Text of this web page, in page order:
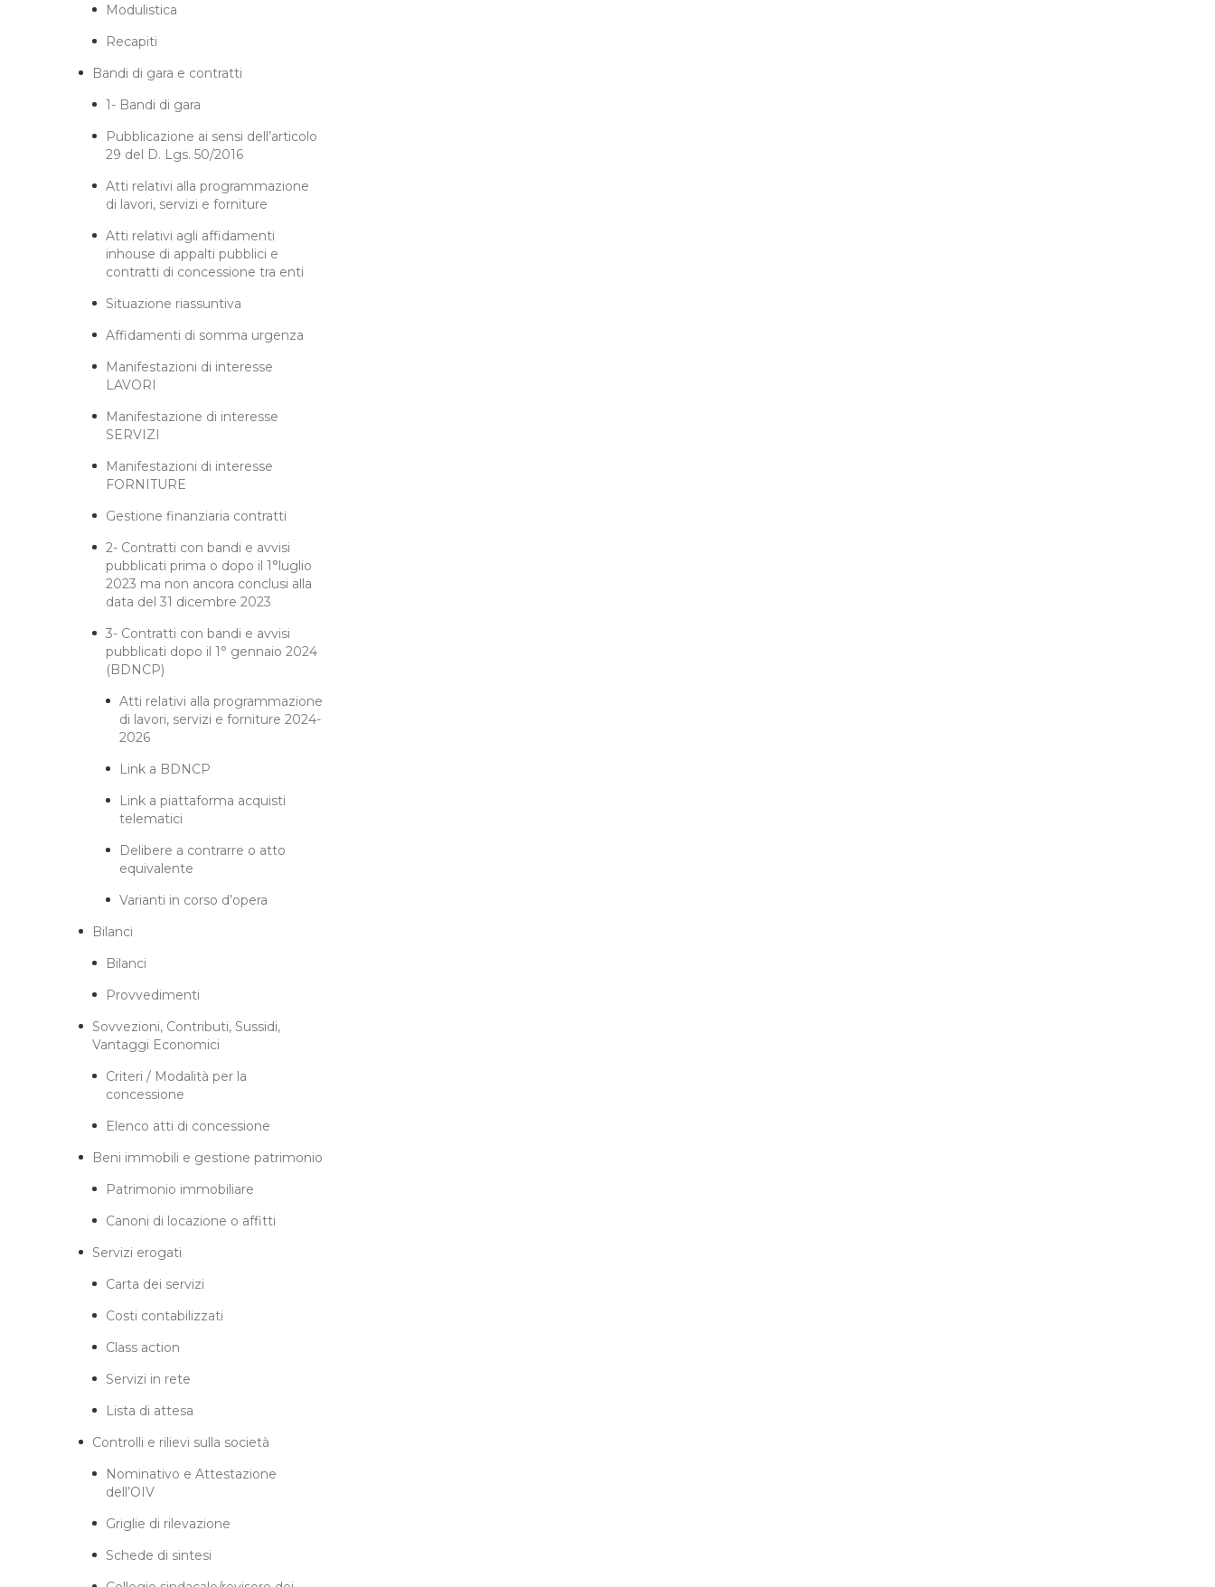
Modulistica
Recapiti
Bandi di gara e contratti
1- Bandi di gara
Pubblicazione ai sensi dell’articolo
29 del D. Lgs. 50/2016
Atti relativi alla programmazione
di lavori, servizi e forniture
Atti relativi agli affidamenti
inhouse di appalti pubblici e
contratti di concessione tra enti
Situazione riassuntiva
Affidamenti di somma urgenza
Manifestazioni di interesse
LAVORI
Manifestazione di interesse
SERVIZI
Manifestazioni di interesse
FORNITURE
Gestione finanziaria contratti
2- Contratti con bandi e avvisi
pubblicati prima o dopo il 1°luglio
2023 ma non ancora conclusi alla
data del 31 dicembre 2023
3- Contratti con bandi e avvisi
pubblicati dopo il 1° gennaio 2024
(BDNCP)
Atti relativi alla programmazione
di lavori, servizi e forniture 2024-
2026
Link a BDNCP
Link a piattaforma acquisti
telematici
Delibere a contrarre o atto
equivalente
Varianti in corso d’opera
Bilanci
Bilanci
Provvedimenti
Sovvezioni, Contributi, Sussidi,
Vantaggi Economici
Criteri / Modalità per la
concessione
Elenco atti di concessione
Beni immobili e gestione patrimonio
Patrimonio immobiliare
Canoni di locazione o affitti
Servizi erogati
Carta dei servizi
Costi contabilizzati
Class action
Servizi in rete
Lista di attesa
Controlli e rilievi sulla società
Nominativo e Attestazione
dell’OIV
Griglie di rilevazione
Schede di sintesi